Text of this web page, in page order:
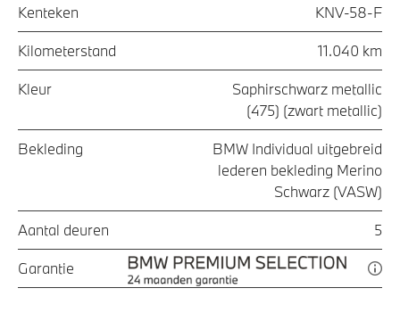
Kenteken KNV-58-F
Kilometerstand 11.040 km
Kleur
Saphirschwarz metallic
(475) (zwart metallic)
Bekleding
BMW Individual uitgebreid
lederen bekleding Merino
Schwarz (VASW)
Aantal deuren 5
Garantie